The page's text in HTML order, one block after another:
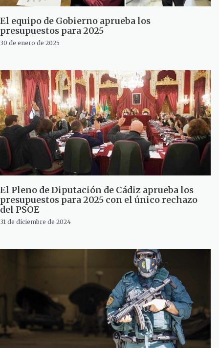
El equipo de Gobierno aprueba los
presupuestos para 2025
30 de enero de 2025
El Pleno de Diputación de Cádiz aprueba los
presupuestos para 2025 con el único rechazo
del PSOE
31 de diciembre de 2024